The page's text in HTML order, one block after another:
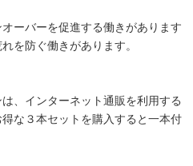
ーバーを促進する働きがあります
を防ぐ働きがあります。
、インターネット通販を利用する
な３本セットを購入すると一本付